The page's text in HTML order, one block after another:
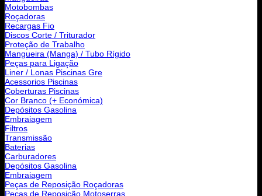
Motobombas
Roçadoras
Recargas Fio
Discos Corte / Triturador
Proteção de Trabalho
Mangueira (Manga) / Tubo Rígido
Peças para Ligação
Liner / Lonas Piscinas Gre
Acessorios Piscinas
Coberturas Piscinas
Cor Branco (+ Económica)
Depósitos Gasolina
Embraiagem
Filtros
Transmissão
Baterias
Carburadores
Depósitos Gasolina
Embraiagem
Peças de Reposição Roçadoras
Peças de Reposição Motoserras